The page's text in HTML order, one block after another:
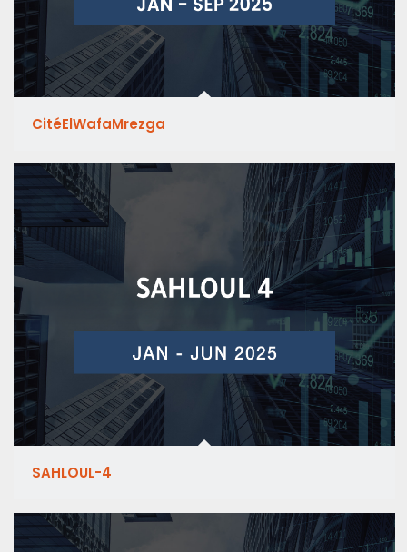
CitéElWafaMrezga
SAHLOUL-4